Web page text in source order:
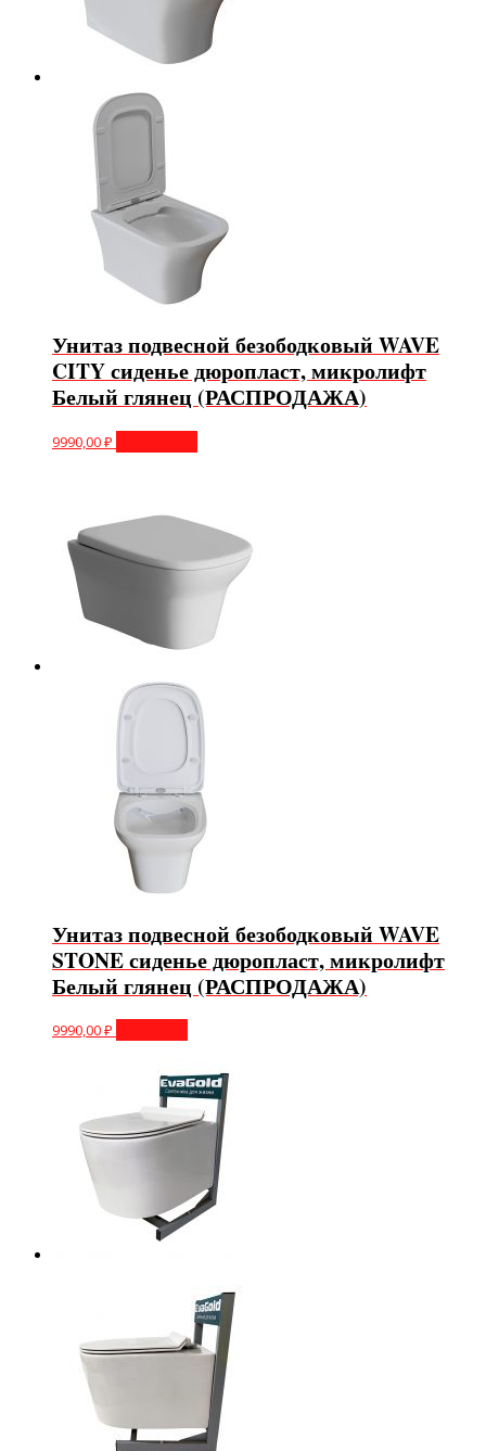
Унитаз подвесной безободковый WAVE
CITY сиденье дюропласт, микролифт
Белый глянец (РАСПРОДАЖА)
9990,00₽
Унитаз подвесной безободковый WAVE
STONE сиденье дюропласт, микролифт
Белый глянец (РАСПРОДАЖА)
9990,00₽